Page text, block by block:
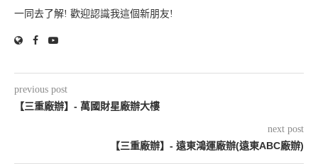
一同去了解! 歡迎認識我這個新朋友!
previous post
【三重廠辦】- 萬國財星廠辦大樓
next post
【三重廠辦】- 遠東鴻運廠辦(遠東ABC廠辦)